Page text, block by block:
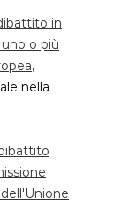
in
o più
,
nella